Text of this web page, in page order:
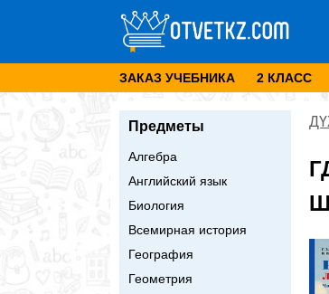
ЗАКАЗ УЧЕБНИКА 2 КЛАСС
Предметы
Алгебра
Английский язык
Биология
Всемирная история
География
Геометрия